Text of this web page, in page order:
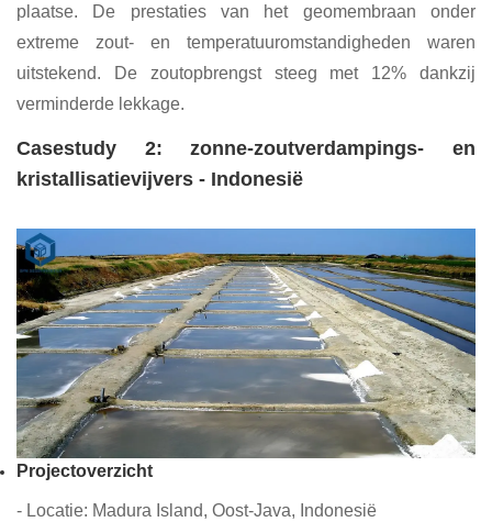
plaatse. De prestaties van het geomembraan onder
extreme zout- en temperatuuromstandigheden waren
uitstekend. De zoutopbrengst steeg met 12% dankzij
verminderde lekkage.
Casestudy 2: zonne-zoutverdampings- en
kristallisatievijvers - Indonesië
Projectoverzicht
- Locatie: Madura Island, Oost-Java, Indonesië